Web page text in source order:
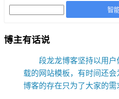
智
博主有话说
段龙龙博客坚持以用户体
载的网站模板，有时间还
博客的存在只为了大家的需